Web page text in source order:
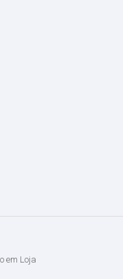
em Loja